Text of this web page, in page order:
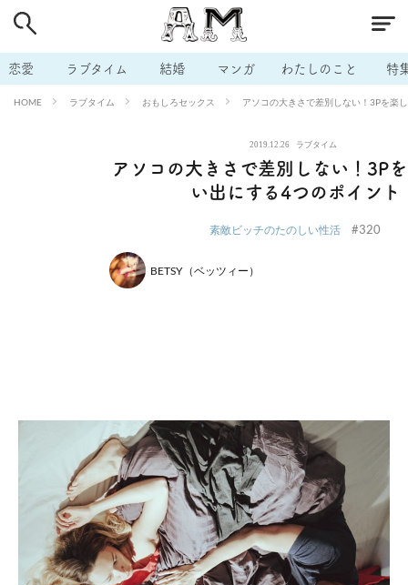
恋愛 ラブタイム 結婚 マンガ わたしのこと 特
HOME ラブタイム おもしろセックス アソコの大きさで差別しない！3Pを楽
2019.12.26 ラブタイム
アソコの大きさで差別しない！3P
い出にする4つのポイント
素敵ビッチのたのしい性活 #320
BETSY（ベッツィー）
# 男の本音 # セフレ # 不倫
# 出会う方法 # マッチングアプリ # ラブグッズ # 体の相